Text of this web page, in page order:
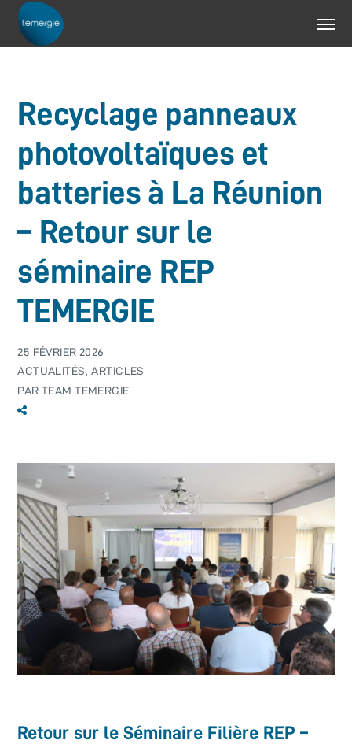
Recyclage panneaux
photovoltaïques et
batteries à La Réunion
– Retour sur le
séminaire REP
TEMERGIE
25 FÉVRIER 2026
ACTUALITÉS ARTICLES
PARTEAM TEMERGIE
Retour sur le Séminaire Filière REP –